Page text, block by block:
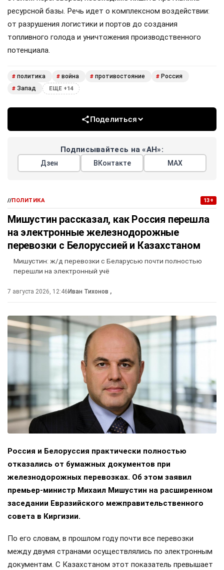
ресурсной базы. Речь идет о комплексном воздействии:
от разрушения логистики и портов до создания
топливного голода и уничтожения производственного
потенциала.
# политика # война # противостояние # Россия
# Запад ЕЩЕ +14
Поделиться
Подписывайтесь на «АН»:
Дзен ВКонтакте МАХ
//ПОЛИТИКА 13+
Мишустин рассказал, как Россия перешла
на электронные железнодорожные
перевозки с Белоруссией и Казахстаном
Мишустин: ж/д перевозки с Беларусью почти полностью
перешли на электронный учё
7 августа 2026, 12:46 Иван Тихонов ,
Россия и Белоруссия практически полностью
отказались от бумажных документов при
железнодорожных перевозках. Об этом заявил
премьер-министр Михаил Мишустин на расширенном
заседании Евразийского межправительственного
совета в Киргизии.
По его словам, в прошлом году почти все перевозки
между двумя странами осуществлялись по электронным
документам. С Казахстаном этот показатель превышает